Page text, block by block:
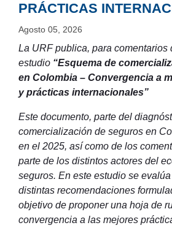
PRÁCTICAS
Agosto 05, 2026
La URF publica, para comentarios
estudio “Esquema de
en Colombia – Convergencia a
y prácticas internacionales”
Este documento, parte del
comercialización de seguros en
en el 2025, así como de los
parte de los distintos actores del
seguros. En este estudio se
distintas recomendaciones
objetivo de proponer una hoja de
convergencia a las mejores